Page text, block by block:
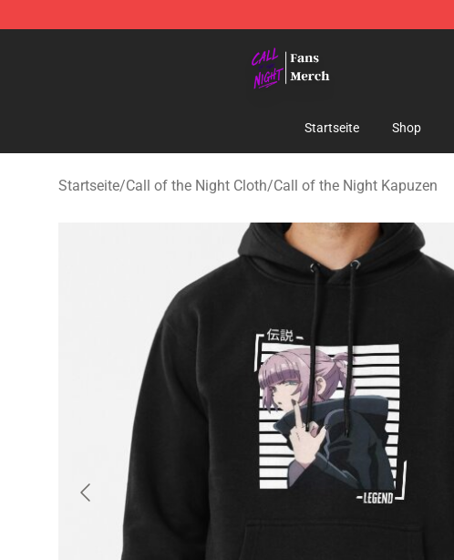
Startseite Shop
Startseite/Call of the Night Cloth/Call of the Night Kapuzen